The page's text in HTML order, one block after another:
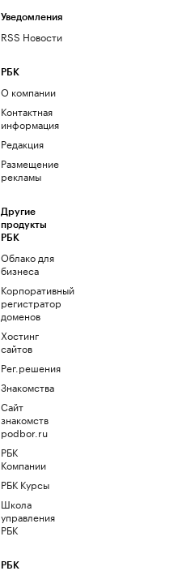
Уведомления
RSS Новости
РБК
О компании
Контактная
информация
Редакция
Размещение
рекламы
Другие
продукты
РБК
Облако для
бизнеса
Корпоративный
регистратор
доменов
Хостинг
сайтов
Рег.решения
Знакомства
Сайт
знакомств
podbor.ru
РБК
Компании
РБК Курсы
Школа
управления
РБК
РБК